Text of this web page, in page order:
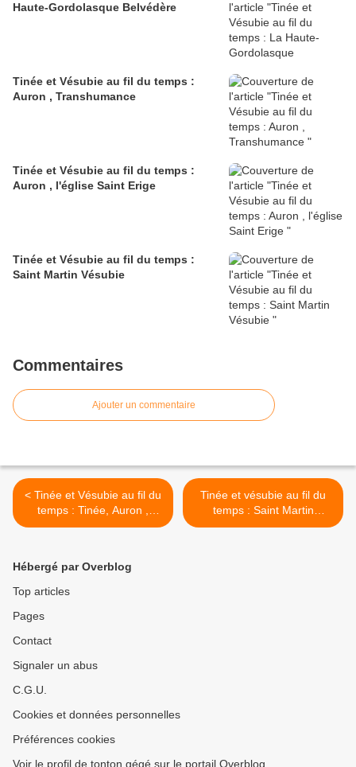
Haute-Gordolasque Belvédère
Tinée et Vésubie au fil du temps :
Auron , Transhumance
Tinée et Vésubie au fil du temps :
Auron , l'église Saint Erige
Tinée et Vésubie au fil du temps :
Saint Martin Vésubie
Commentaires
Ajouter un commentaire
< Tinée et Vésubie au fil du
temps : Tinée, Auron ,
Télésiège Hauteplane
Tinée et vésubie au fil du
temps : Saint Martin
Vésubie >
Hébergé par Overblog
Top articles
Pages
Contact
Signaler un abus
C.G.U.
Cookies et données personnelles
Préférences cookies
Voir le profil de tonton gégé sur le portail Overblog